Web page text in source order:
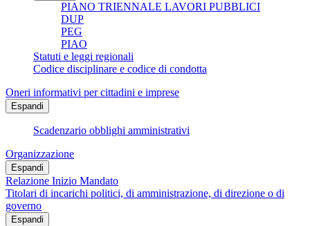
PIANO TRIENNALE LAVORI PUBBLICI
DUP
PEG
PIAO
Statuti e leggi regionali
Codice disciplinare e codice di condotta
Oneri informativi per cittadini e imprese
Espandi
Scadenzario obblighi amministrativi
Organizzazione
Espandi
Relazione Inizio Mandato
Titolari di incarichi politici, di amministrazione, di direzione o di
governo
Espandi